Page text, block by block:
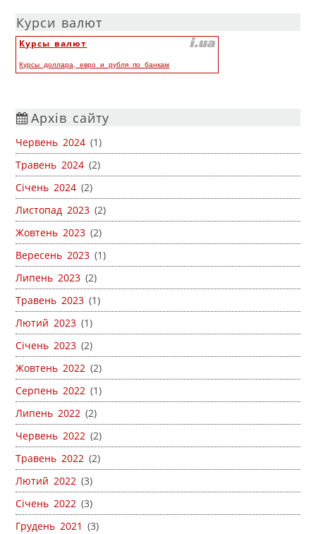
Курси валют
Курсы валют
Курсы доллара, евро и рубля по банкам
Архів сайту
Червень 2024 (1)
Травень 2024 (2)
Січень 2024 (2)
Листопад 2023 (2)
Жовтень 2023 (2)
Вересень 2023 (1)
Липень 2023 (2)
Травень 2023 (1)
Лютий 2023 (1)
Січень 2023 (2)
Жовтень 2022 (2)
Серпень 2022 (1)
Липень 2022 (2)
Червень 2022 (2)
Травень 2022 (2)
Лютий 2022 (3)
Січень 2022 (3)
Грудень 2021 (3)